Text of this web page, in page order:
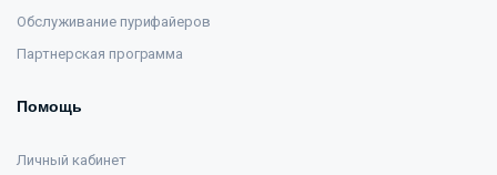
Обслуживание пурифайеров
Партнерская программа
Помощь
Личный кабинет